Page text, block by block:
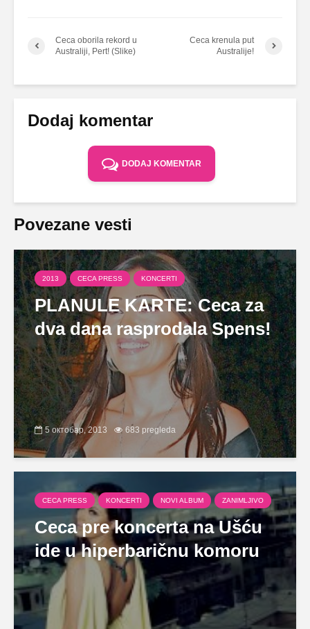
Ceca oborila rekord u
Australiji, Pert! (Slike)
Ceca krenula put
Australije!
Dodaj komentar
DODAJ KOMENTAR
Povezane vesti
2013 CECA PRESS KONCERTI
PLANULE KARTE: Ceca za
dva dana rasprodala Spens!
5 октобар, 2013 683 pregleda
CECA PRESS KONCERTI NOVI ALBUM ZANIMLJIVO
Ceca pre koncerta na Ušću
ide u hiperbaričnu komoru